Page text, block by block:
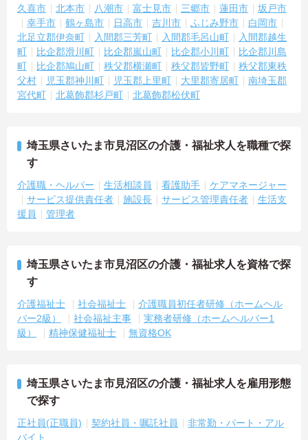
久喜市
北本市 八潮市 富士見市 三郷市 蓮田市
坂戸市
幸手市
鶴ヶ島市 日高市 吉川市 ふじみ野市
白岡市
北足立郡伊奈町
入間郡三芳町 入間郡毛呂山町
入間郡越生
町
比企郡滑川町 比企郡嵐山町 比企郡小川町
比企郡川島
町
比企郡鳩山町 秩父郡横瀬町 秩父郡皆野町
秩父郡東秩
父村
児玉郡神川町 児玉郡上里町 大里郡寄居町
南埼玉郡
宮代町
北葛飾郡杉戸町 北葛飾郡松伏町
埼玉県さいたま市見沼区の介護・福祉求人を職種で探
す
介護職・ヘルパー 生活相談員 看護助手
ケアマネージャー
サービス提供責任者
施設長 サービス管理責任者
生活支
援員
管理者
埼玉県さいたま市見沼区の介護・福祉求人を資格で探
す
介護福祉士 社会福祉士
介護職員初任者研修（ホームヘル
パー2級）
社会福祉主事
実務者研修（ホームヘルパー1
級）
精神保健福祉士 無資格OK
埼玉県さいたま市見沼区の介護・福祉求人を雇用形態
で探す
正社員(正職員) 契約社員・嘱託社員
非常勤・パート・アル
バイト